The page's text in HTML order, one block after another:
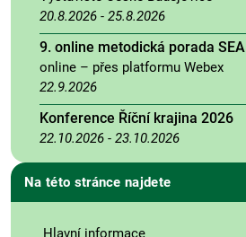
20.8.2026 - 25.8.2026
9. online metodická porada SEA
online – přes platformu Webex
22.9.2026
Konference Říční krajina 2026
22.10.2026 - 23.10.2026
Na této stránce najdete
Hlavní informace